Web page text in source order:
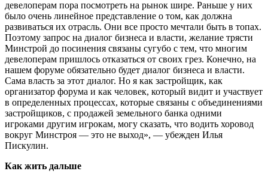
девелоперам пора посмотреть на рынок шире. Раньше у них
было очень линейное представление о том, как должна
развиваться их отрасль. Они все просто мечтали быть в топах.
Поэтому запрос на диалог бизнеса и власти, желание трясти
Минстрой до посинения связаны сугубо с тем, что многим
девелоперам пришлось отказаться от своих грез. Конечно, на
нашем форуме обязательно будет диалог бизнеса и власти.
Сама власть за этот диалог. Но я как застройщик, как
организатор форума и как человек, который видит и участвует
в определенных процессах, которые связаны с объединениями
застройщиков, с продажей земельного банка одними
игроками другим игрокам, могу сказать, что водить хоровод
вокруг Минстроя — это не выход», — убежден Илья
Пискулин.
Как жить дальше